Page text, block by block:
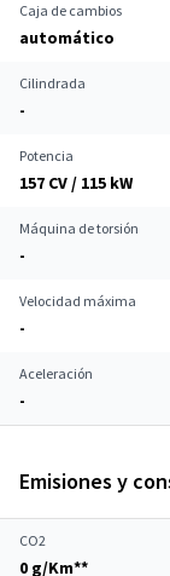
Caja de cambios
automático
Cilindrada
-
Potencia
157 CV / 115 kW
Máquina de torsión
-
Velocidad máxima
-
Aceleración
-
Emisiones y
CO2
0 g/Km**